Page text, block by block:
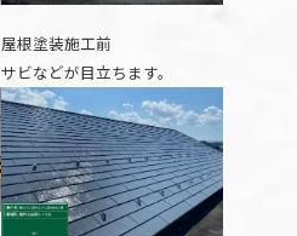
屋根塗装施工前
サビなどが目立ちます。